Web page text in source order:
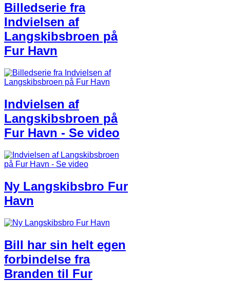
Billedserie fra
Indvielsen af
Langskibsbroen på
Fur Havn
Indvielsen af
Langskibsbroen på
Fur Havn - Se video
Ny Langskibsbro Fur
Havn
Bill har sin helt egen
forbindelse fra
Branden til Fur